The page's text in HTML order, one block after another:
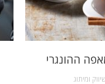
ההונגרי
ומיתוג